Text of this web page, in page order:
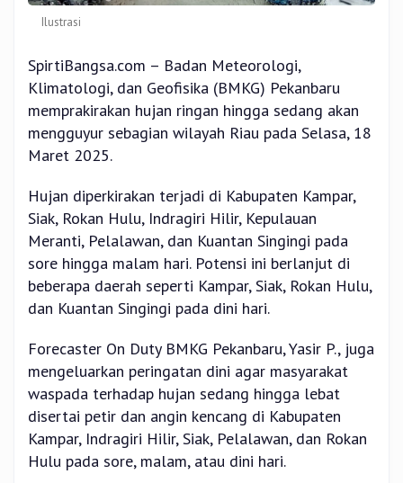
Ilustrasi
SpirtiBangsa.com – Badan Meteorologi,
Klimatologi, dan Geofisika (BMKG) Pekanbaru
memprakirakan hujan ringan hingga sedang akan
mengguyur sebagian wilayah Riau pada Selasa, 18
Maret 2025.
Hujan diperkirakan terjadi di Kabupaten Kampar,
Siak, Rokan Hulu, Indragiri Hilir, Kepulauan
Meranti, Pelalawan, dan Kuantan Singingi pada
sore hingga malam hari. Potensi ini berlanjut di
beberapa daerah seperti Kampar, Siak, Rokan Hulu,
dan Kuantan Singingi pada dini hari.
Forecaster On Duty BMKG Pekanbaru, Yasir P., juga
mengeluarkan peringatan dini agar masyarakat
waspada terhadap hujan sedang hingga lebat
disertai petir dan angin kencang di Kabupaten
Kampar, Indragiri Hilir, Siak, Pelalawan, dan Rokan
Hulu pada sore, malam, atau dini hari.